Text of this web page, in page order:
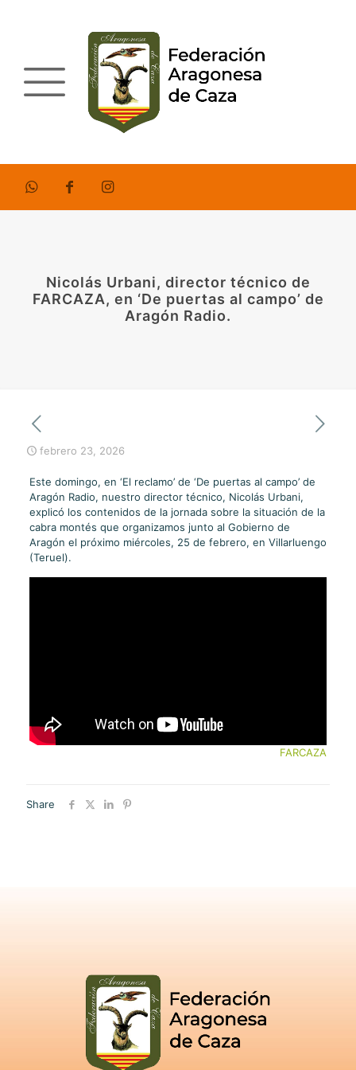
Nicolás Urbani, director técnico de
FARCAZA, en ‘De puertas al campo’ de
Aragón Radio.
febrero 23, 2026
Este domingo, en ‘El reclamo’ de ‘De puertas al campo’ de
Aragón Radio, nuestro director técnico, Nicolás Urbani,
explicó los contenidos de la jornada sobre la situación de la
cabra montés que organizamos junto al Gobierno de
Aragón el próximo miércoles, 25 de febrero, en Villarluengo
(Teruel).
FARCAZA
Share